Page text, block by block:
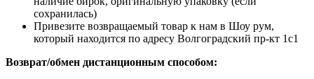
сохранилась)
Привезите возвращаемый товар к нам в Шоу рум,
который находится по адресу Волгоградский пр-кт 1с1
Возврат/обмен дистанционным способом: